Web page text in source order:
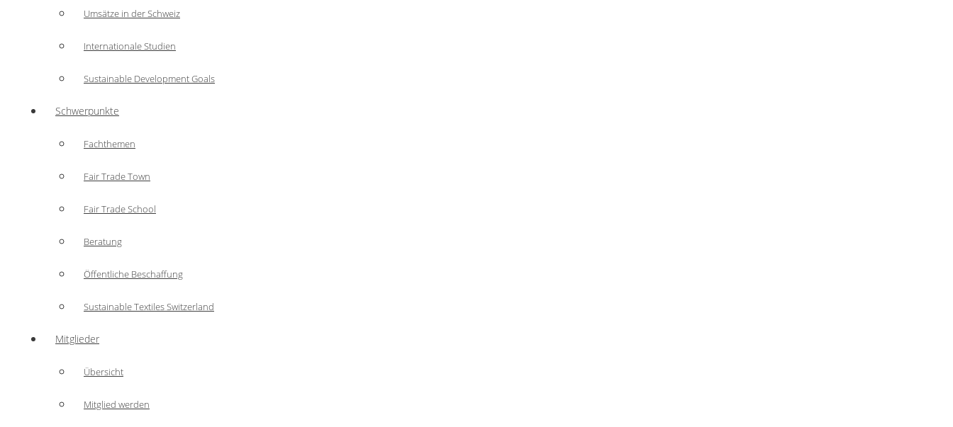
Umsätze in der Schweiz
Internationale Studien
Sustainable Development Goals
Schwerpunkte
Fachthemen
Fair Trade Town
Fair Trade School
Beratung
Öffentliche Beschaffung
Sustainable Textiles Switzerland
Mitglieder
Übersicht
Mitglied werden